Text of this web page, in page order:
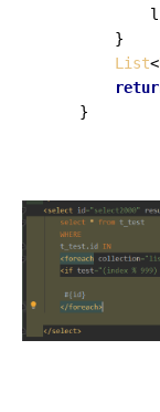
        }
List<
    }